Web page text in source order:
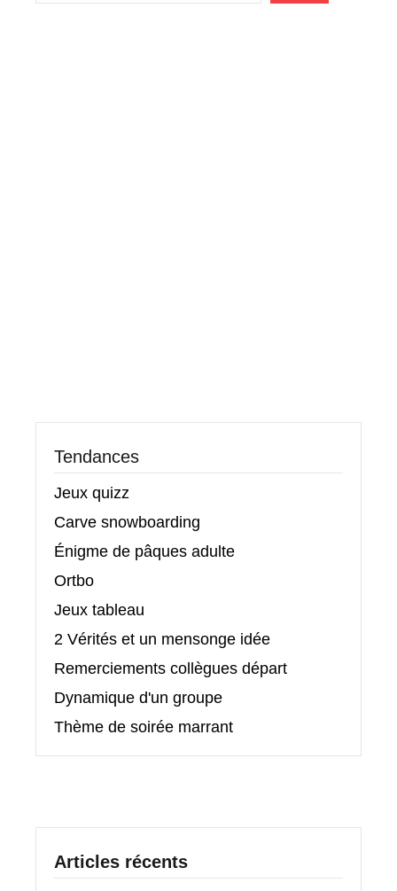
Tendances
Jeux quizz
Carve snowboarding
Énigme de pâques adulte
Ortbo
Jeux tableau
2 Vérités et un mensonge idée
Remerciements collègues départ
Dynamique d'un groupe
Thème de soirée marrant
Articles récents